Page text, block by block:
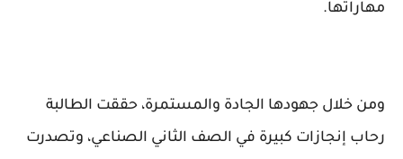
مهاراتها.
ومن خلال جهودها الجادة والمستمرة، حققت الطالبة
رحاب إنجازات كبيرة في الصف الثاني الصناعي، وتصدرت